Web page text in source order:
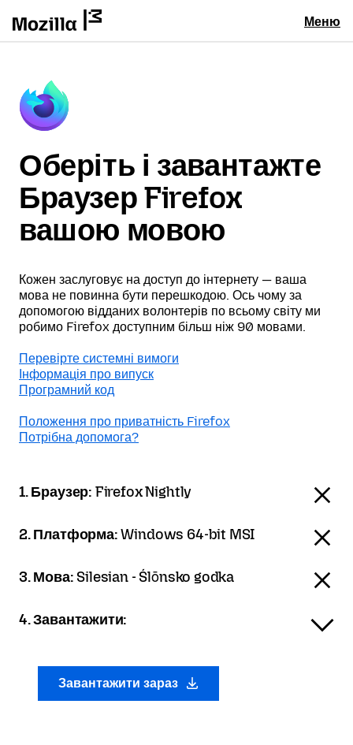
Меню
Оберіть і завантажте
Браузер Firefox
вашою мовою
Кожен заслуговує на доступ до інтернету — ваша
мова не повинна бути перешкодою. Ось чому за
допомогою відданих волонтерів по всьому світу ми
робимо Firefox доступним більш ніж 90 мовами.
Перевірте системні вимоги
Інформація про випуск
Програмний код
Положення про приватність Firefox
Потрібна допомога?
1. Браузер: Firefox Nightly
2. Платформа:Windows 64-bit MSI
3. Мова: Silesian - Ślōnsko godka
4. Завантажити:
Завантажити зараз